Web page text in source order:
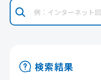
検索結果